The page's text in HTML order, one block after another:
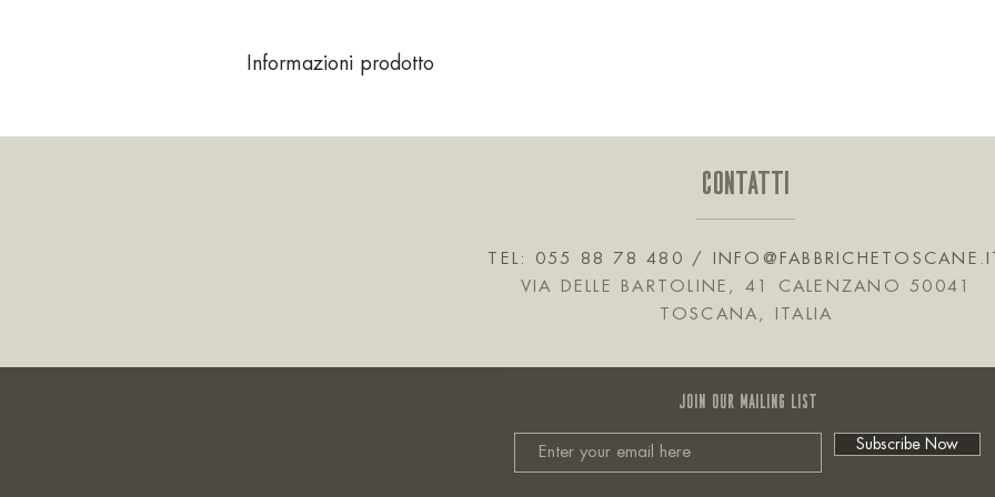
Informazioni prodotto
CONTATTI
TEL: 055 88 78 480 /
VIA DELLE BARTOLINE, 41 CALENZANO 50041
TOSCANA, ITALIA
JOIN OUR MAILING LIST
Subscribe Now